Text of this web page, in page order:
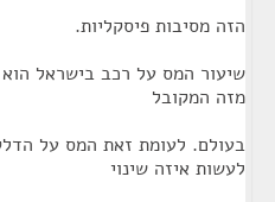
הזה מסיבות פיסקליות.
מזה המקובל
בעולם. לעומת זאת המס על
לעשות איזה שינוי